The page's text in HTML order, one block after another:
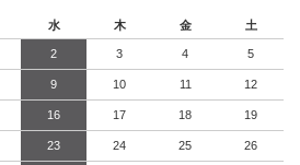
水 木 金 土
2 3 4 5
9 10 11 12
16 17 18 19
23 24 25 26